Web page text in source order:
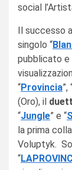
social
Il successo
singolo “
pubblicato e
“Provincia”,
(Oro), il
“Jungle” e “
la prima
Voluptyk.
“